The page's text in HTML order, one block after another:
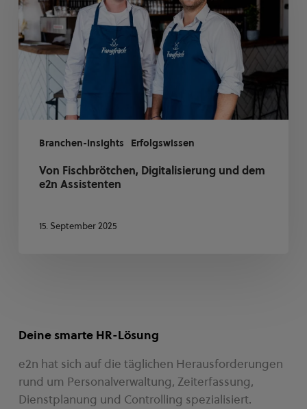
Branchen-Insights Erfolgswissen
dem
e2n
Assistenten
Von Fischbrötchen, Digitalisierung und dem
e2n Assistenten
15. September 2025
Deine smarte HR-Lösung
e2n hat sich auf die täglichen Herausforderungen
rund um Personalverwaltung, Zeiterfassung,
Dienstplanung und Controlling spezialisiert.